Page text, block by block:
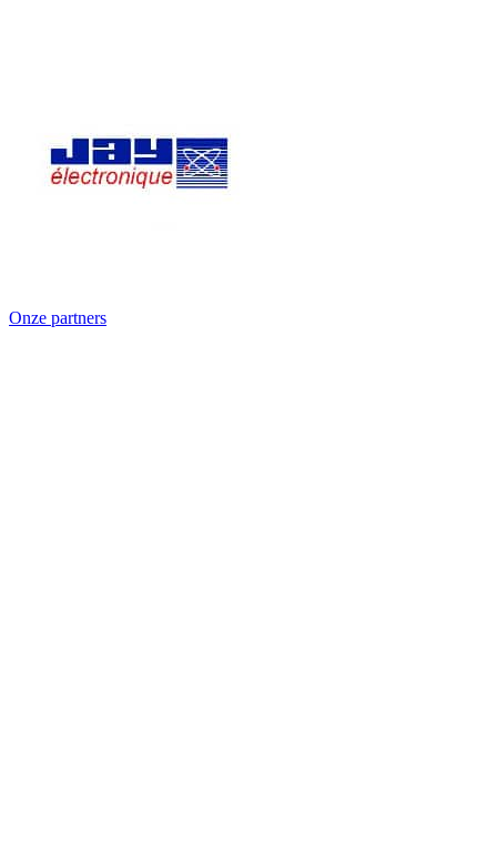
Onze partners